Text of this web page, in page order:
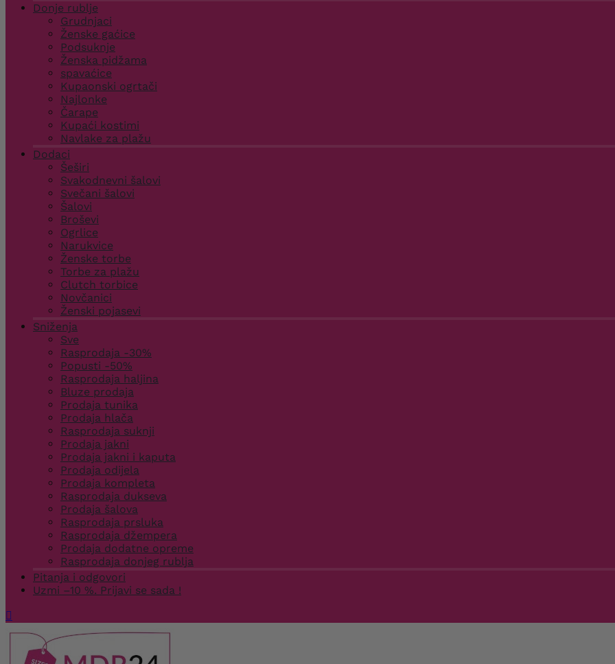
Donje rublje
Grudnjaci
Ženske gaćice
Podsuknje
Ženska pidžama
spavaćice
Kupaonski ogrtači
Najlonke
Čarape
Kupaći kostimi
Navlake za plažu
Dodaci
Šeširi
Svakodnevni šalovi
Svečani šalovi
Šalovi
Broševi
Ogrlice
Narukvice
Ženske torbe
Torbe za plažu
Clutch torbice
Novčanici
Ženski pojasevi
Sniženja
Sve
Rasprodaja -30%
Popusti -50%
Rasprodaja haljina
Bluze prodaja
Prodaja tunika
Prodaja hlača
Rasprodaja suknji
Prodaja jakni
Prodaja jakni i kaputa
Prodaja odijela
Prodaja kompleta
Rasprodaja dukseva
Prodaja šalova
Rasprodaja prsluka
Rasprodaja džempera
Prodaja dodatne opreme
Rasprodaja donjeg rublja
Pitanja i odgovori
Uzmi –10 %. Prijavi se sada !
